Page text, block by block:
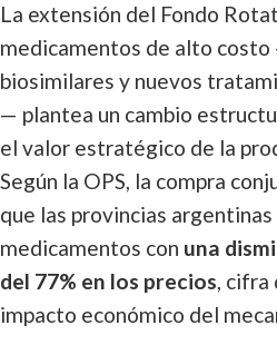
La extensión del Fondo
medicamentos de alto
biosimilares y nuevos
— plantea un cambio
el valor estratégico de la
Según la OPS, la compra
que las provincias
medicamentos con una
del 77% en los precios, cifra
impacto económico del